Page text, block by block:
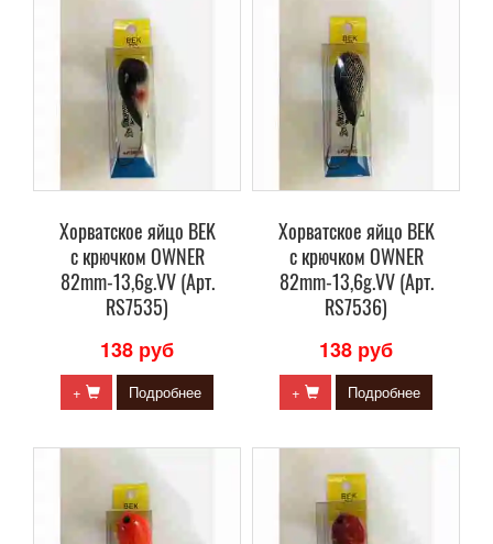
Хорватское яйцо BEK
с крючком OWNER
82mm-13,6g.VV (Арт.
RS7535)
138 руб
+ Подробнее
Хорватское яйцо BEK
с крючком OWNER
82mm-13,6g.VV (Арт.
RS7536)
138 руб
+ Подробнее